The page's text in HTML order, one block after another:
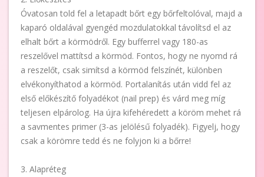
Óvatosan told fel a letapadt bőrt egy bőrfeltolóval, majd a
kaparó oldalával gyengéd mozdulatokkal távolítsd el az
elhalt bőrt a körmödről. Egy bufferrel vagy 180-as
reszelővel mattítsd a körmöd. Fontos, hogy ne nyomd rá
a reszelőt, csak simítsd a körmöd felszínét, különben
elvékonyíthatod a körmöd. Portalanítás után vidd fel az
első előkészítő folyadékot (nail prep) és várd meg míg
teljesen elpárolog. Ha újra kifehéredett a köröm mehet rá
a savmentes primer (3-as jelölésű folyadék). Figyelj, hogy
csak a körömre tedd és ne folyjon ki a bőrre!
3. Alapréteg